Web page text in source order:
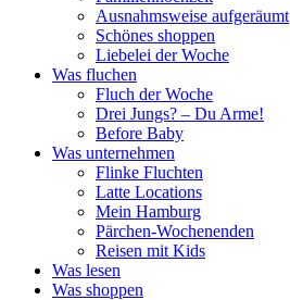
Ausnahmsweise aufgeräumt
Schönes shoppen
Liebelei der Woche
Was fluchen
Fluch der Woche
Drei Jungs? – Du Arme!
Before Baby
Was unternehmen
Flinke Fluchten
Latte Locations
Mein Hamburg
Pärchen-Wochenenden
Reisen mit Kids
Was lesen
Was shoppen